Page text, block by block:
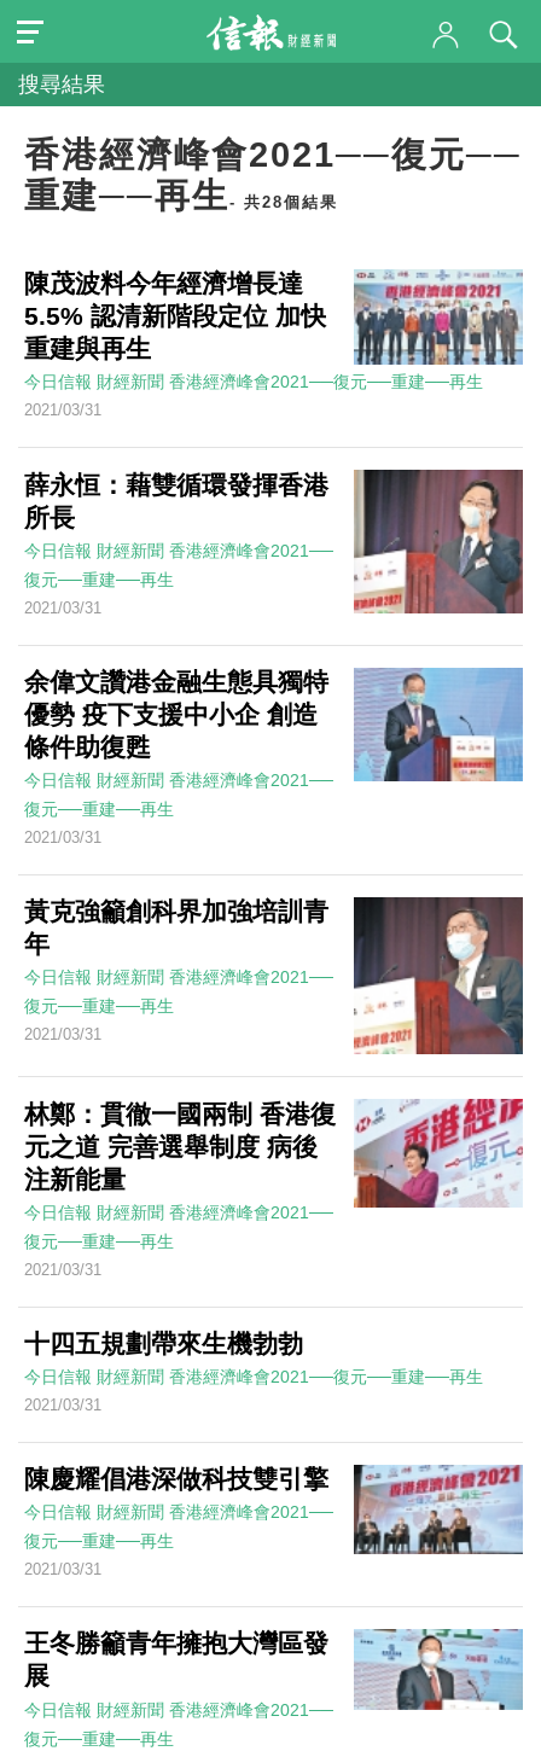
搜尋結果
香港經濟峰會2021──復元──
重建──再生- 共28個結果
陳茂波料今年經濟增長達
5.5% 認清新階段定位 加快
重建與再生
今日信報 財經新聞 香港經濟峰會2021──復元──重建──再生
2021/03/31
薛永恒：藉雙循環發揮香港
所長
今日信報 財經新聞 香港經濟峰會2021──
復元──重建──再生
2021/03/31
余偉文讚港金融生態具獨特
優勢 疫下支援中小企 創造
條件助復甦
今日信報 財經新聞 香港經濟峰會2021──
復元──重建──再生
2021/03/31
黃克強籲創科界加強培訓青
年
今日信報 財經新聞 香港經濟峰會2021──
復元──重建──再生
2021/03/31
林鄭：貫徹一國兩制 香港復
元之道 完善選舉制度 病後
注新能量
今日信報 財經新聞 香港經濟峰會2021──
復元──重建──再生
2021/03/31
十四五規劃帶來生機勃勃
今日信報 財經新聞 香港經濟峰會2021──復元──重建──再生
2021/03/31
陳慶耀倡港深做科技雙引擎
今日信報 財經新聞 香港經濟峰會2021──
復元──重建──再生
2021/03/31
王冬勝籲青年擁抱大灣區發
展
今日信報 財經新聞 香港經濟峰會2021──
復元──重建──再生